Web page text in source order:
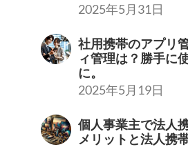
2025年5月31日
社用携帯のアプリ
ィ管理は？勝手に
に。
2025年5月19日
個人事業主で法人
メリットと法人携